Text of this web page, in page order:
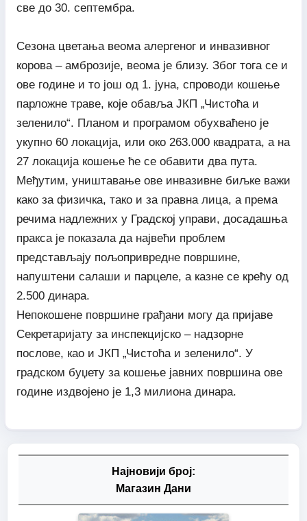
све до 30. септембра.
Сезона цветања веома алергеног и инвазивног
корова – амброзије, веома је близу. Због тога се и
ове године и то још од 1. јуна, спроводи кошење
парложне траве, које обавља ЈКП „Чистоћа и
зеленило“. Планом и програмом обухваћено је
укупно 60 локација, или око 263.000 квадрата, а на
27 локација кошење ће се обавити два пута.
Међутим, уништавање ове инвазивне биљке важи
како за физичка, тако и за правна лица, а према
речима надлежних у Градској управи, досадашња
пракса је показала да највећи проблем
представљају пољопривредне површине,
напуштени салаши и парцеле, а казне се крећу од
2.500 динара.
Непокошене површине грађани могу да пријаве
Секретаријату за инспекцијско – надзорне
послове, као и ЈКП „Чистоћа и зеленило“. У
градском буџету за кошење јавних површина ове
године издвојено је 1,3 милиона динара.
Најновији број:
Магазин Дани